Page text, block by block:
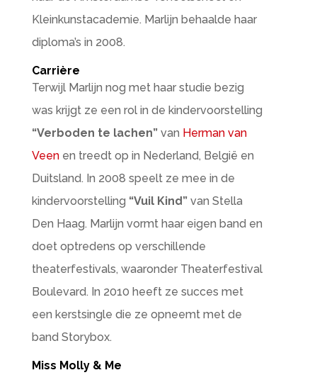
Kleinkunstacademie. Marlijn behaalde haar
diploma’s in 2008.
Carrière
Terwijl Marlijn nog met haar studie bezig
was krijgt ze een rol in de kindervoorstelling
“Verboden te lachen”van Herman van
Veenen treedt op in Nederland, België en
Duitsland. In 2008 speelt ze mee in de
kindervoorstelling “Vuil Kind”van Stella
Den Haag. Marlijn vormt haar eigen band en
doet optredens op verschillende
theaterfestivals, waaronder Theaterfestival
Boulevard. In 2010 heeft ze succes met
een kerstsingle die ze opneemt met de
band Storybox.
Miss Molly & Me